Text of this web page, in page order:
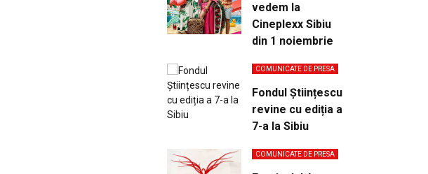
vedem la
Cineplexx Sibiu
din 1 noiembrie
COMUNICATE DE PRESA
Fondul Științescu
revine cu ediția a
7-a la Sibiu
COMUNICATE DE PRESA